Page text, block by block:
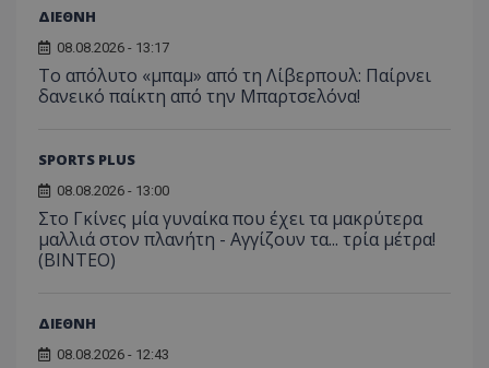
ΔΙΕΘΝΗ
08.08.2026 - 13:17
Το απόλυτο «μπαμ» από τη Λίβερπουλ: Παίρνει
δανεικό παίκτη από την Μπαρτσελόνα!
SPORTS PLUS
08.08.2026 - 13:00
Στο Γκίνες μία γυναίκα που έχει τα μακρύτερα
μαλλιά στον πλανήτη - Αγγίζουν τα... τρία μέτρα!
(ΒΙΝΤΕΟ)
ΔΙΕΘΝΗ
08.08.2026 - 12:43